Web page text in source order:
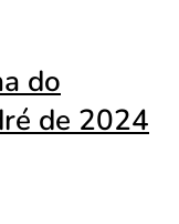
do
de 2024